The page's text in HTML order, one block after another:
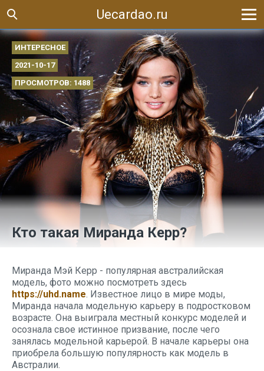
Uecardao.ru
ИНТЕРЕСНОЕ
2021-10-17
ПРОСМОТРОВ: 1488
Кто такая Миранда Керр?
Миранда Мэй Керр - популярная австралийская
модель, фото можно посмотреть здесь
https://uhd.name. Известное лицо в мире моды,
Миранда начала модельную карьеру в подростковом
возрасте. Она выиграла местный конкурс моделей и
осознала свое истинное призвание, после чего
занялась модельной карьерой. В начале карьеры она
приобрела большую популярность как модель в
Австралии.